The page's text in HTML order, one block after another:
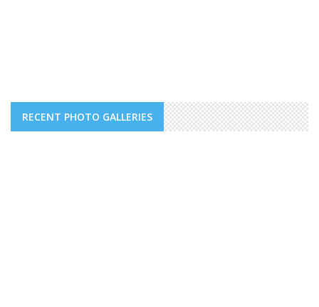
RECENT PHOTO GALLERIES